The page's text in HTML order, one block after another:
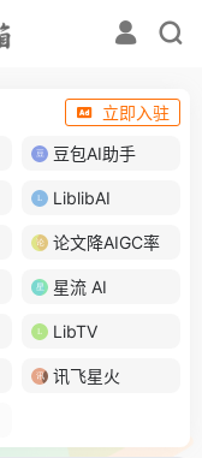
立即入驻
豆包AI助手
LiblibAI
论文降AIGC率
星流 AI
LibTV
讯飞星火